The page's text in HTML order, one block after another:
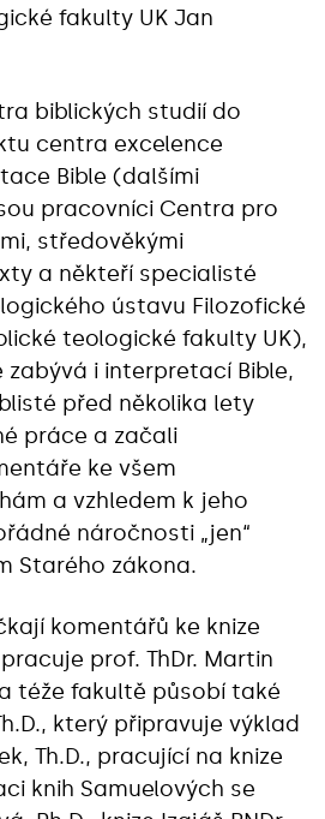
fakulty UK Jan
biblických studií do
centra excelence
Bible (dalšími
pracovníci Centra pro
středověkými
a někteří specialisté
ústavu Filozofické
teologické fakulty UK),
zabývá i interpretací Bible,
před několika lety
práce a začali
ke všem
a vzhledem k jeho
náročnosti „jen“
Starého zákona.
komentářů ke knize
prof. ThDr. Martin
téže fakultě působí také
který připravuje výklad
Th.D., pracující na knize
knih Samuelových se